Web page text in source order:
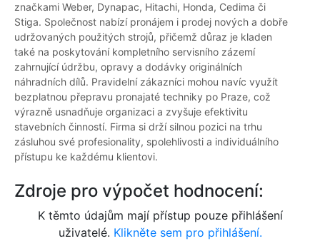
značkami Weber, Dynapac, Hitachi, Honda, Cedima či
Stiga. Společnost nabízí pronájem i prodej nových a dobře
udržovaných použitých strojů, přičemž důraz je kladen
také na poskytování kompletního servisního zázemí
zahrnující údržbu, opravy a dodávky originálních
náhradních dílů. Pravidelní zákazníci mohou navíc využít
bezplatnou přepravu pronajaté techniky po Praze, což
výrazně usnadňuje organizaci a zvyšuje efektivitu
stavebních činností. Firma si drží silnou pozici na trhu
zásluhou své profesionality, spolehlivosti a individuálního
přístupu ke každému klientovi.
Zdroje pro výpočet hodnocení:
K těmto údajům mají přístup pouze přihlášení
uživatelé. Klikněte sem pro přihlášení.